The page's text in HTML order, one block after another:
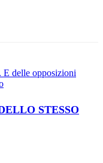
E delle opposizioni
STESSO